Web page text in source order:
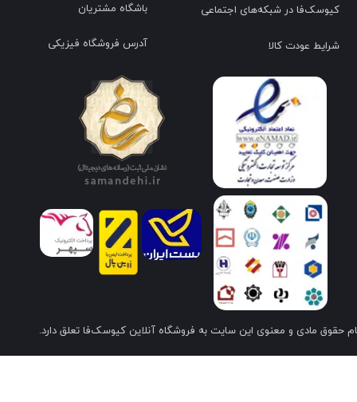
حقوق مادی و معنوی این سایت به فروشگاه آنلاین کیوسک‌فا تعلق دارد.
باشگاه مشتریان
آدرس فروشگاه فیزیکی
کیوسک‌فا در شبکه‌های اجتماعی
شرایط عودت کالا